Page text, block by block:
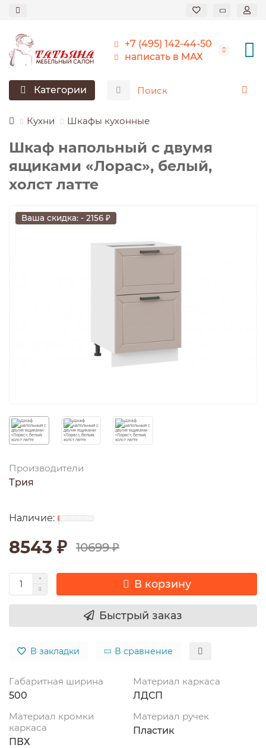
+7 (495) 142-44-50
написать в МАХ
Категории
Кухни Шкафы кухонные
Шкаф напольный с двумя
ящиками «Лорас», белый,
холст латте
Ваша скидка: - 2156 ₽
Производители
Трия
8543 ₽ 10699 ₽
В корзину
Быстрый заказ
В закладки В сравнение
Габаритная ширина
500
Материал каркаса
ЛДСП
Материал кромки
каркаса
ПВХ
Материал ручек
Пластик